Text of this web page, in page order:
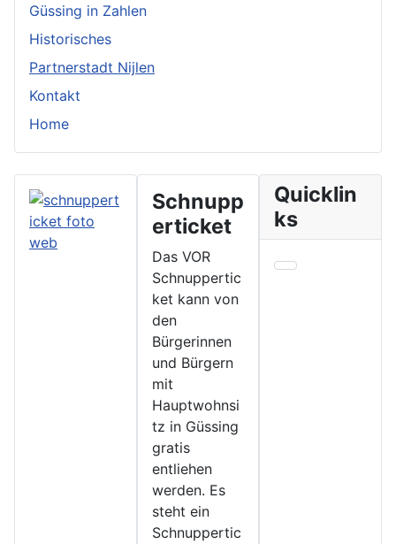
Güssing in Zahlen
Historisches
Partnerstadt Nijlen
Kontakt
Home
Schnupp
erticket
Das VOR
Schnuppertic
ket kann von
den
Bürgerinnen
und Bürgern
mit
Hauptwohnsi
tz in Güssing
gratis
entliehen
werden. Es
steht ein
Schnuppertic
Quicklin
ks